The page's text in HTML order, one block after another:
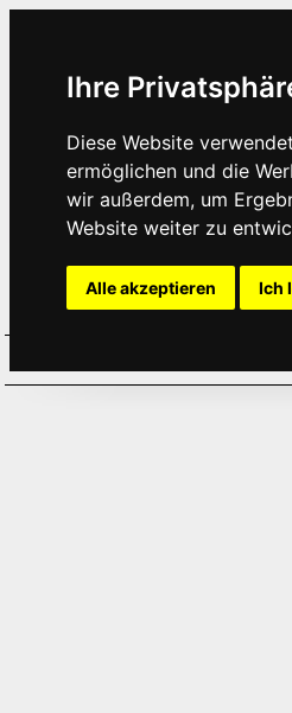
Ihre
Diese Website
ermöglichen und die
wir außerdem, um
Website weiter zu
Alle akzeptieren Ich